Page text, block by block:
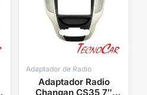
Adaptador de Radio
Adaptador Radio
Changan CS35 7″